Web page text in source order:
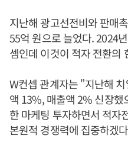
지난해 광고선전비와 판매
55억 원으로 늘었다. 2024
셈인데 이것이 적자 전환의
W컨셉 관계자는 "지난해
액 13%, 매출액 2% 신장했
한 마케팅 투자하면서 적
본원적 경쟁력에 집중하겠